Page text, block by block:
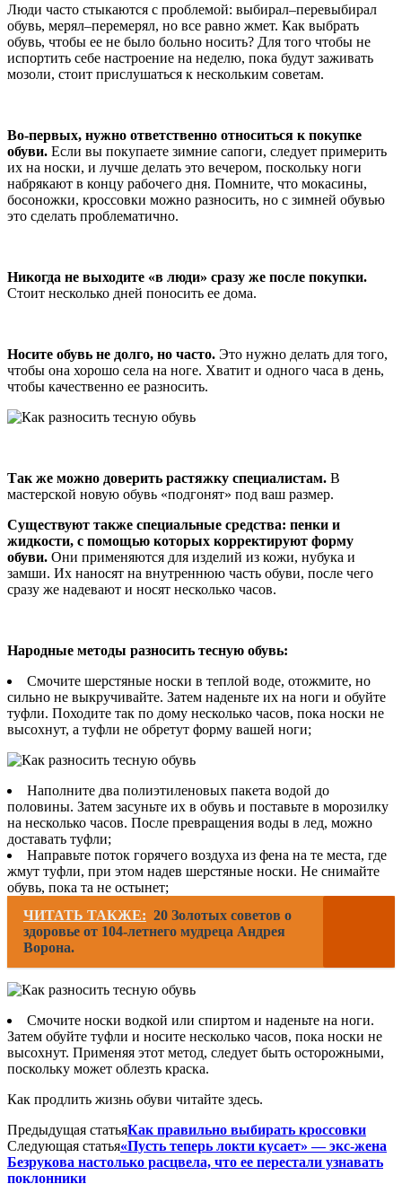
Люди часто стыкаются с проблемой: выбирал–перевыбирал
обувь, мерял–перемерял, но все равно жмет. Как выбрать
обувь, чтобы ее не было больно носить? Для того чтобы не
испортить себе настроение на неделю, пока будут заживать
мозоли, стоит прислушаться к нескольким советам.
Во-первых, нужно ответственно относиться к покупке
обуви. Если вы покупаете зимние сапоги, следует примерить
их на носки, и лучше делать это вечером, поскольку ноги
набрякают в концу рабочего дня. Помните, что мокасины,
босоножки, кроссовки можно разносить, но с зимней обувью
это сделать проблематично.
Никогда не выходите «в люди» сразу же после покупки.
Стоит несколько дней поносить ее дома.
Носите обувь не долго, но часто. Это нужно делать для того,
чтобы она хорошо села на ноге. Хватит и одного часа в день,
чтобы качественно ее разносить.
Так же можно доверить растяжку специалистам. В
мастерской новую обувь «подгонят» под ваш размер.
Существуют также специальные средства: пенки и
жидкости, с помощью которых корректируют форму
обуви. Они применяются для изделий из кожи, нубука и
замши. Их наносят на внутреннюю часть обуви, после чего
сразу же надевают и носят несколько часов.
Народные методы разносить тесную обувь:
Смочите шерстяные носки в теплой воде, отожмите, но
сильно не выкручивайте. Затем наденьте их на ноги и обуйте
туфли. Походите так по дому несколько часов, пока носки не
высохнут, а туфли не обретут форму вашей ноги;
Наполните два полиэтиленовых пакета водой до
половины. Затем засуньте их в обувь и поставьте в морозилку
на несколько часов. После превращения воды в лед, можно
доставать туфли;
Направьте поток горячего воздуха из фена на те места, где
жмут туфли, при этом надев шерстяные носки. Не снимайте
обувь, пока та не остынет;
ЧИТАТЬ ТАКЖЕ: 20 Золотых советов о
здоровье от 104-летнего мудреца Андрея
Ворона.
Смочите носки водкой или спиртом и наденьте на ноги.
Затем обуйте туфли и носите несколько часов, пока носки не
высохнут. Применяя этот метод, следует быть осторожными,
поскольку может облезть краска.
Как продлить жизнь обуви читайте здесь.
Предыдущая статьяКак правильно выбирать кроссовки
Следующая статья«Пусть теперь локти кусает» — экс-жена
Безрукова настолько расцвела, что ее перестали узнавать
поклонники